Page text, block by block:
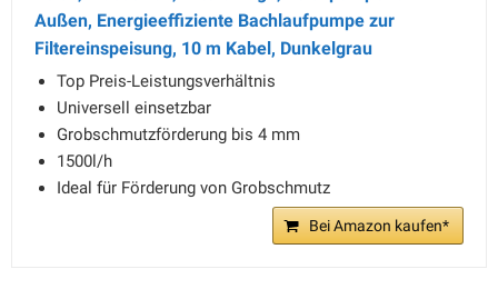
Außen, Energieeffiziente Bachlaufpumpe zur
Filtereinspeisung, 10 m Kabel, Dunkelgrau
Top Preis-Leistungsverhältnis
Universell einsetzbar
Grobschmutzförderung bis 4 mm
1500l/h
Ideal für Förderung von Grobschmutz
Bei Amazon kaufen*